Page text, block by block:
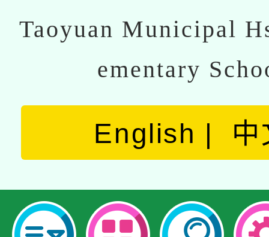
Taoyuan Municipal
ementary
English 中